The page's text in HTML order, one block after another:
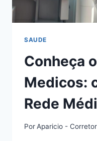
SAUDE
Conheça
Medicos:
Rede
PorAparicio - Corretor